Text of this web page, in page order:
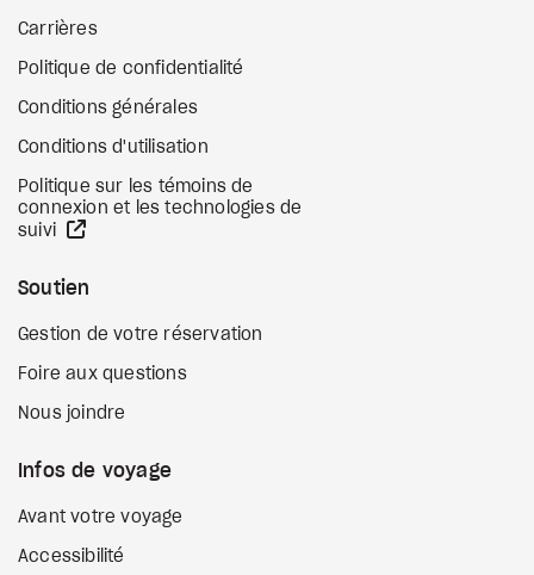
Carrières
Politique de confidentialité
Conditions générales
Conditions d'utilisation
Politique sur les témoins de
connexion et les technologies de
suivi
Soutien
Gestion de votre réservation
Foire aux questions
Nous joindre
Infos de voyage
Avant votre voyage
Accessibilité